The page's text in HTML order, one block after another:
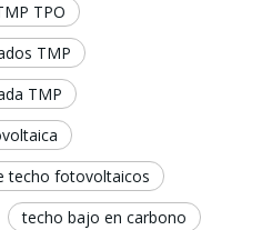
TPO
TMP
TMP
techo fotovoltaicos
techo bajo en carbono